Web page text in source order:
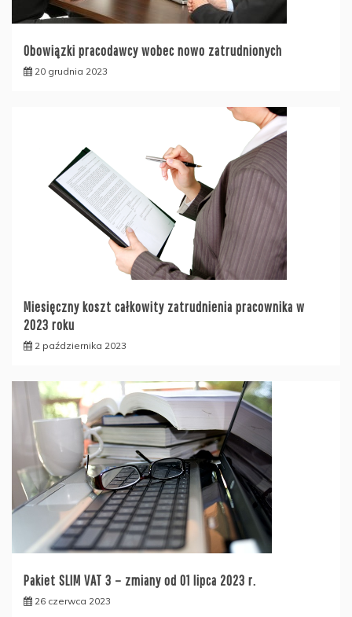
Obowiązki pracodawcy wobec nowo zatrudnionych
20 grudnia 2023
Miesięczny koszt całkowity zatrudnienia pracownika w
2023 roku
2 października 2023
Pakiet SLIM VAT 3 – zmiany od 01 lipca 2023 r.
26 czerwca 2023